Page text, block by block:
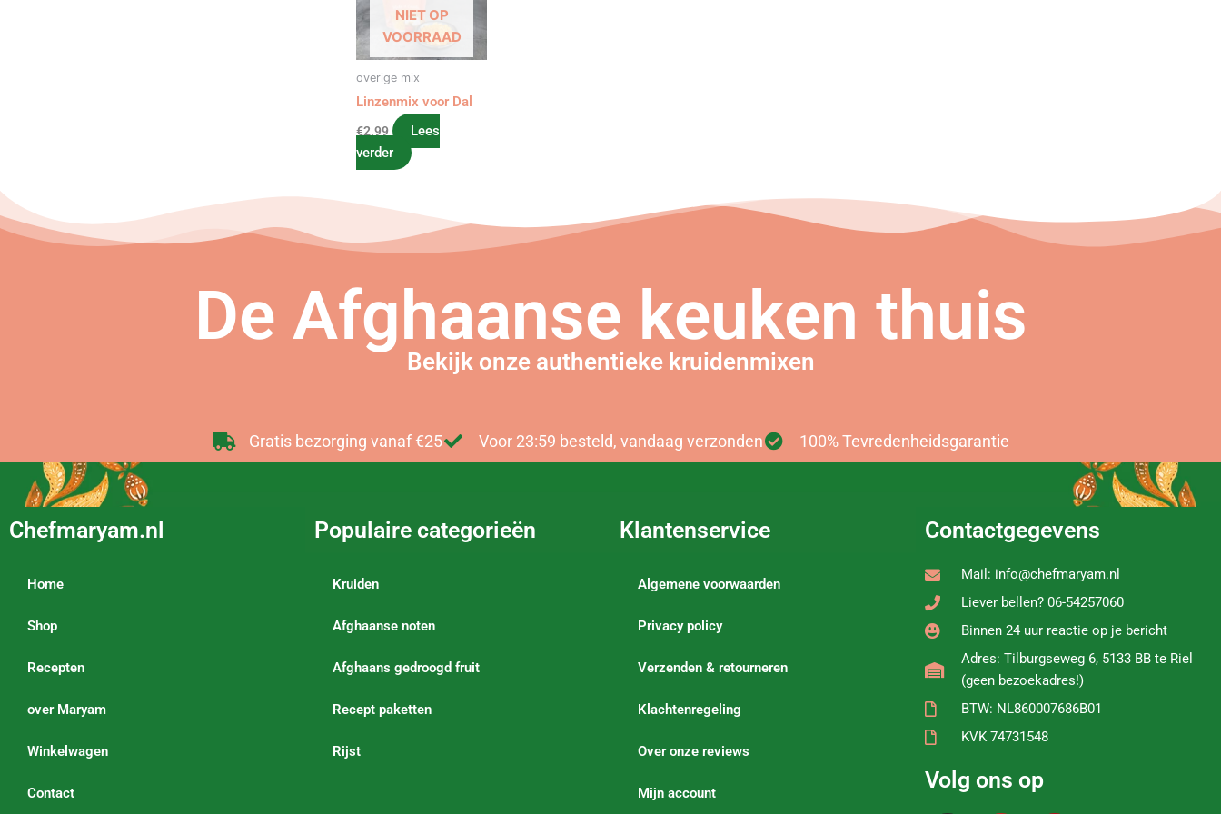
NIET OP
VOORRAAD
overige mix
Linzenmix voor Dal
€2.99
Lees
verder
De Afghaanse keuken thuis
Bekijk onze authentieke kruidenmixen
Gratis bezorging vanaf €25 Voor 23:59 besteld, vandaag verzonden 100% Tevredenheidsgarantie
Chefmaryam.nl
Home
Shop
Recepten
over Maryam
Winkelwagen
Contact
Populaire categorieën
Kruiden
Afghaanse noten
Afghaans gedroogd fruit
Recept paketten
Rijst
Klantenservice
Algemene voorwaarden
Privacy policy
Verzenden & retourneren
Klachtenregeling
Over onze reviews
Mijn account
Contactgegevens
Mail: info@chefmaryam.nl
Liever bellen? 06-54257060
Binnen 24 uur reactie op je bericht
Adres: Tilburgseweg 6, 5133 BB te Riel
(geen bezoekadres!)
BTW: NL860007686B01
KVK 74731548
Volg ons op